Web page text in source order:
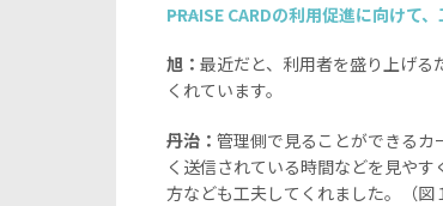
――PRAISE CARDの利用促進に向け
旭： 最近だと、利用者を盛り上げる
くれています。
丹治： 管理側で見ることができる
く送信されている時間などを見や
方なども工夫してくれました。（図